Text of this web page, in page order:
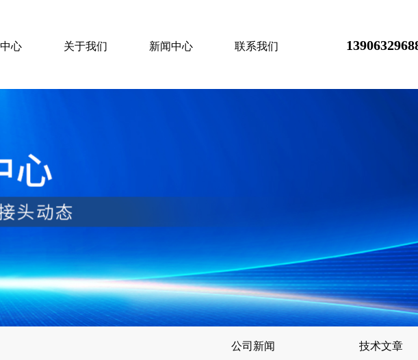
心 关于我们 新闻中心 联系我们
公司新闻 技术文章